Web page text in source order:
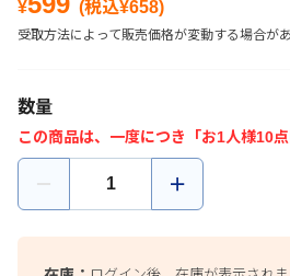
¥ (税込¥658)
受取方法によって販売価格が変動する場合があ
数量
この商品は、一度につき「お1人様10点